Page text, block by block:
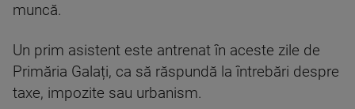
muncă.
Un prim asistent este antrenat în aceste zile de
Primăria Galați, ca să răspundă la întrebări despre
taxe, impozite sau urbanism.